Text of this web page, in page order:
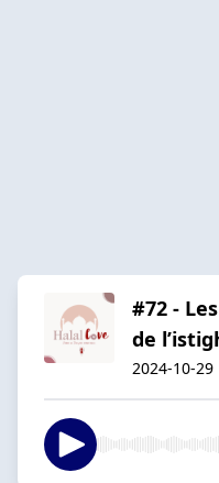
#72 -
de
2024-10-29